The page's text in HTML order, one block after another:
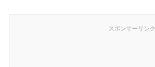
スポンサーリンク